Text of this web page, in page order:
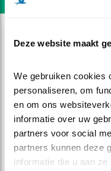
Deze website maakt
We gebruiken cookies
personaliseren, om
en om ons
informatie over uw
partners voor social
partners kunnen deze
informatie die u aan